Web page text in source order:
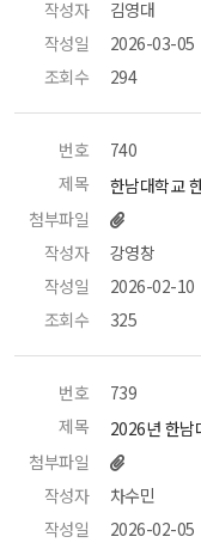
작성자
김영대
작성일
2026-03-05
조회수
294
번호
740
제목
한남대학교
첨부파일
작성자
강영창
작성일
2026-02-10
조회수
325
번호
739
제목
2026년 한남
첨부파일
작성자
차수민
작성일
2026-02-05